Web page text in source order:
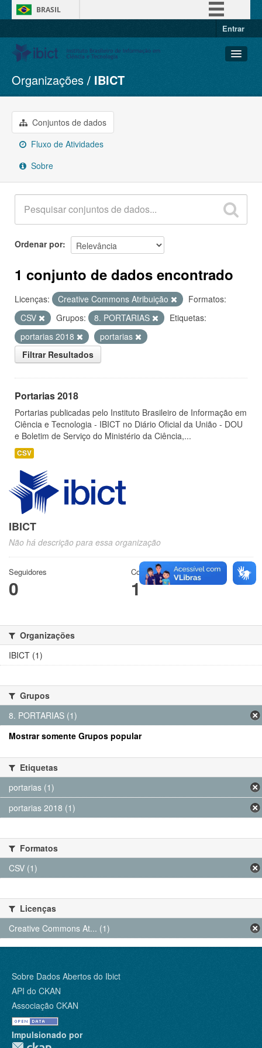
BRASIL
Entrar
Conjuntos de dados
Organizações
Grupos
Sobre
Organizações IBICT
Conjuntos de dados
Fluxo de Atividades
Sobre
Ordenar por
1 conjunto de dados encontrado
Licenças: Creative Commons Atribuição
Formatos:
CSV
Grupos: 8. PORTARIAS
Etiquetas:
portarias 2018
portarias
Filtrar Resultados
Portarias 2018
Portarias publicadas pelo Instituto Brasileiro de Informação em
Ciência e Tecnologia - IBICT no Diário Oficial da União - DOU
e Boletim de Serviço do Ministério da Ciência,...
CSV
IBICT
Não há descrição para essa organização
Seguidores
0
Conjuntos de dados
1
Organizações
IBICT (1)
Grupos
8. PORTARIAS (1)
Mostrar somente Grupos popular
Etiquetas
portarias (1)
portarias 2018 (1)
Formatos
CSV (1)
Licenças
Creative Commons At... (1)
Sobre Dados Abertos do Ibict
API do CKAN
Associação CKAN
Impulsionado por